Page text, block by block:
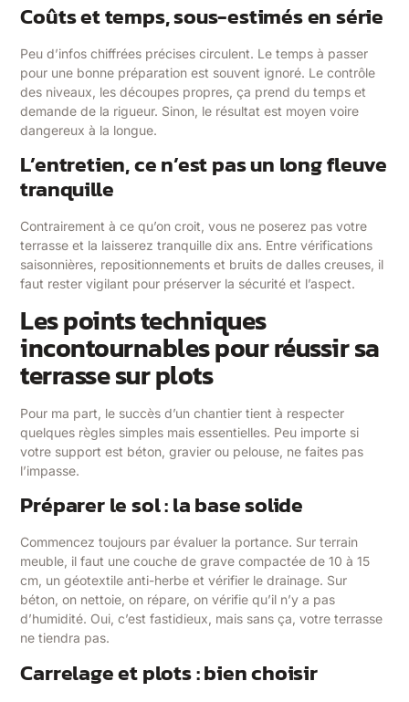
Coûts et temps, sous-estimés en série
Peu d’infos chiffrées précises circulent. Le temps à passer
pour une bonne préparation est souvent ignoré. Le contrôle
des niveaux, les découpes propres, ça prend du temps et
demande de la rigueur. Sinon, le résultat est moyen voire
dangereux à la longue.
L’entretien, ce n’est pas un long fleuve
tranquille
Contrairement à ce qu’on croit, vous ne poserez pas votre
terrasse et la laisserez tranquille dix ans. Entre vérifications
saisonnières, repositionnements et bruits de dalles creuses, il
faut rester vigilant pour préserver la sécurité et l’aspect.
Les points techniques
incontournables pour réussir sa
terrasse sur plots
Pour ma part, le succès d’un chantier tient à respecter
quelques règles simples mais essentielles. Peu importe si
votre support est béton, gravier ou pelouse, ne faites pas
l’impasse.
Préparer le sol : la base solide
Commencez toujours par évaluer la portance. Sur terrain
meuble, il faut une couche de grave compactée de 10 à 15
cm, un géotextile anti-herbe et vérifier le drainage. Sur
béton, on nettoie, on répare, on vérifie qu’il n’y a pas
d’humidité. Oui, c’est fastidieux, mais sans ça, votre terrasse
ne tiendra pas.
Carrelage et plots : bien choisir